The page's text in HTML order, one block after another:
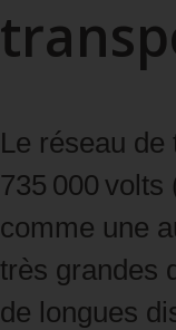
Le réseau de
735 000
comme une
très grandes
de longues